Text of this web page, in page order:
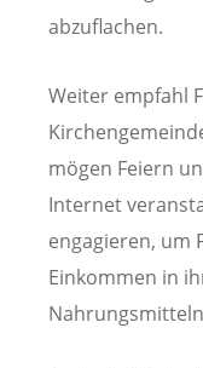
abzuflachen.
Weiter empfahl
mögen Feiern
Internet
engagieren, um
Einkommen in